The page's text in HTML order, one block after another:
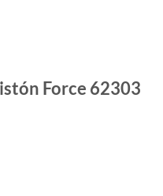
Force 62303